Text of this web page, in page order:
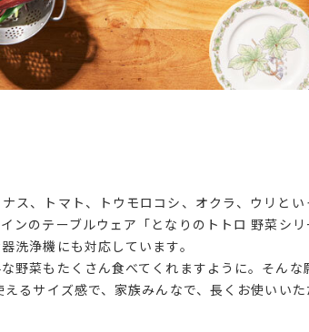
ス、トマト、トウモロコシ、オクラ、ウリと
ンのテーブルウェア「となりのトトロ 野菜シ
洗浄機にも対応しています。
野菜もたくさん食べてくれますように。そん
るサイズ感で、家族みんなで、長くお使いい